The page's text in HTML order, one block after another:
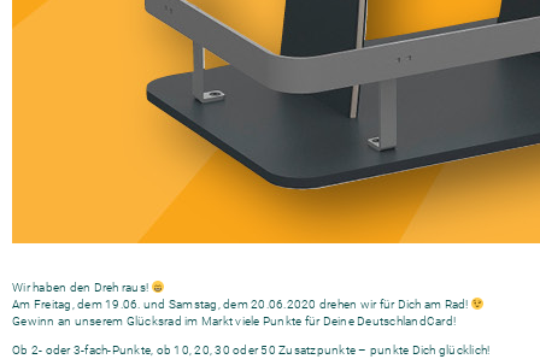
Wir haben den Dreh raus!
Am Freitag, dem 19.06. und Samstag, dem 20.06.2020 drehen wir für Dich am Rad!
Gewinn an unserem Glücksrad im Markt viele Punkte für Deine DeutschlandCard!
Ob 2- oder 3-fach-Punkte, ob 10, 20, 30 oder 50 Zusatzpunkte – punkte Dich glücklich!